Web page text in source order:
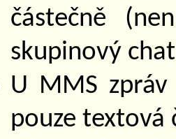
částečně
skupinový
U MMS
pouze textová